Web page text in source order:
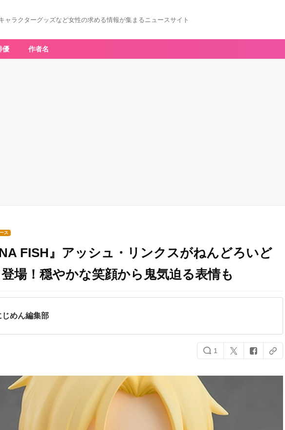
ャラクターグッズなど女性の求める情報が集まるニュースサイト
優 作者名
ス
FISH』アッシュ・リンクスがねんどろいど
場！穏やかな笑顔から鬼気迫る表情も
めん編集部
1